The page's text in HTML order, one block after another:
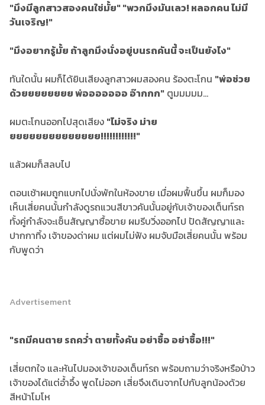
"มึงมีลูกสาวสองคนใช่มั้ย" "พวกมึงมันเลว! หลอกคน ไม่มี
วันเจริญ!"
"มึงอยากรู้มั้ย ถ้าลูกมึงนั่งอยู่บนรถคันนี้ จะเป็นยังไง"
ทันใดนั้น ผมก็ได้ยินเสียงลูกสาวผมสองคน ร้องตะโกน "พ่อช่วย
ด้วยยยยยยยย พ่อออออออ อ๊ากกก" ตูมมมมม...
ผมตะโกนออกไปสุดเสียง "ไม่จริง ม่าย
ยยยยยยยยยยยยยย!!!!!!!!!!!!"
แล้วผมก็สลบไป
ตอนเช้าผมถูกแบกไปนั่งพักในห้องขาย เมื่อผมฟื้นขึ้น ผมก็มอง
เห็นเสี่ยคนนั้นกำลังดูรถแวนสีขาวคันนั้นอยู่กับเจ้าของเต็นท์รถ
ทั้งคู่กำลังจะเซ็นสัญญาซื้อขาย ผมรีบวิ่งออกไป ปัดสัญญาและ
ปากกาทิ้ง เจ้าของด่าผม แต่ผมไม่ฟัง ผมจับมือเสี่ยคนนั้น พร้อม
กับพูดว่า
Advertisement
"รถมีคนตาย รถคว่ำ ตายทั้งคัน อย่าซื้อ อย่าซื้อ!!!"
เสี่ยตกใจ และหันไปมองเจ้าของเต็นท์รถ พร้อมถามว่าจริงหรือป่าว
เจ้าของได้แต่อ้ำอึ้ง พูดไม่ออก เสี่ยจึงเดินจากไปกับลูกน้องด้วย
สีหน้าโมโห